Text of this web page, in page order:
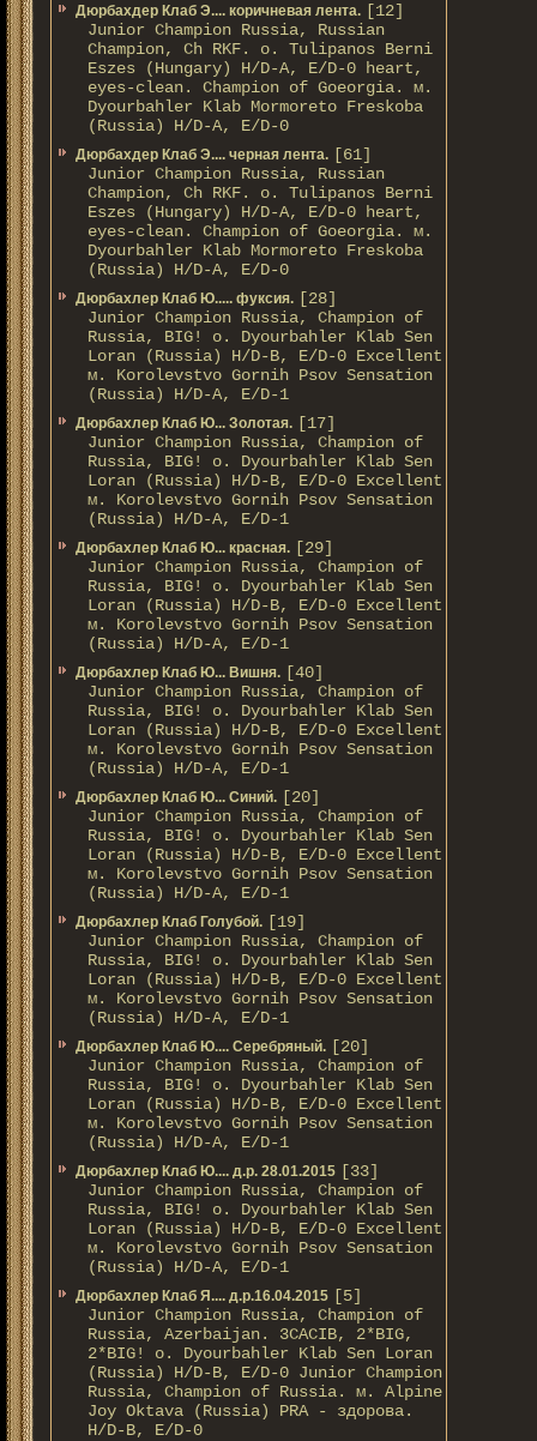
Дюрбахдер Клаб Э.... коричневая лента. [12]
Junior Champion Russia, Russian
Champion, Ch RKF. о. Tulipanos Berni
Eszes (Hungary) H/D-A, E/D-0 heart,
eyes-clean. Champion of Gоeorgia. м.
Dyourbahler Klab Mormoreto Freskoba
(Russia) H/D-А, E/D-0
Дюрбахдер Клаб Э.... черная лента. [61]
Junior Champion Russia, Russian
Champion, Ch RKF. о. Tulipanos Berni
Eszes (Hungary) H/D-A, E/D-0 heart,
eyes-clean. Champion of Gоeorgia. м.
Dyourbahler Klab Mormoreto Freskoba
(Russia) H/D-А, E/D-0
Дюрбахлер Клаб Ю..... фуксия. [28]
Junior Champion Russia, Champion of
Russia, BIG! о. Dyourbahler Klab Sen
Loran (Russia) H/D-B, E/D-0 Excellent
м. Korolevstvo Gornih Psov Sensation
(Russia) H/D-A, E/D-1
Дюрбахлер Клаб Ю... Золотая. [17]
Junior Champion Russia, Champion of
Russia, BIG! о. Dyourbahler Klab Sen
Loran (Russia) H/D-B, E/D-0 Excellent
м. Korolevstvo Gornih Psov Sensation
(Russia) H/D-A, E/D-1
Дюрбахлер Клаб Ю... красная. [29]
Junior Champion Russia, Champion of
Russia, BIG! о. Dyourbahler Klab Sen
Loran (Russia) H/D-B, E/D-0 Excellent
м. Korolevstvo Gornih Psov Sensation
(Russia) H/D-A, E/D-1
Дюрбахлер Клаб Ю... Вишня. [40]
Junior Champion Russia, Champion of
Russia, BIG! о. Dyourbahler Klab Sen
Loran (Russia) H/D-B, E/D-0 Excellent
м. Korolevstvo Gornih Psov Sensation
(Russia) H/D-A, E/D-1
Дюрбахлер Клаб Ю... Синий. [20]
Junior Champion Russia, Champion of
Russia, BIG! о. Dyourbahler Klab Sen
Loran (Russia) H/D-B, E/D-0 Excellent
м. Korolevstvo Gornih Psov Sensation
(Russia) H/D-A, E/D-1
Дюрбахлер Клаб Голубой. [19]
Junior Champion Russia, Champion of
Russia, BIG! о. Dyourbahler Klab Sen
Loran (Russia) H/D-B, E/D-0 Excellent
м. Korolevstvo Gornih Psov Sensation
(Russia) H/D-A, E/D-1
Дюрбахлер Клаб Ю.... Серебряный. [20]
Junior Champion Russia, Champion of
Russia, BIG! о. Dyourbahler Klab Sen
Loran (Russia) H/D-B, E/D-0 Excellent
м. Korolevstvo Gornih Psov Sensation
(Russia) H/D-A, E/D-1
Дюрбахлер Клаб Ю.... д.р. 28.01.2015 [33]
Junior Champion Russia, Champion of
Russia, BIG! о. Dyourbahler Klab Sen
Loran (Russia) H/D-B, E/D-0 Excellent
м. Korolevstvo Gornih Psov Sensation
(Russia) H/D-A, E/D-1
Дюрбахлер Клаб Я.... д.р.16.04.2015 [5]
Junior Champion Russia, Champion of
Russia, Azerbaijan. 3CACIB, 2*BIG,
2*BIG! о. Dyourbahler Klab Sen Loran
(Russia) H/D-B, E/D-0 Junior Champion
Russia, Champion of Russia. м. Alpine
Joy Oktava (Russia) PRA - здорова.
H/D-B, E/D-0